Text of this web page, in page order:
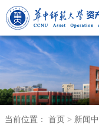
当前位置： 首页 > 新闻